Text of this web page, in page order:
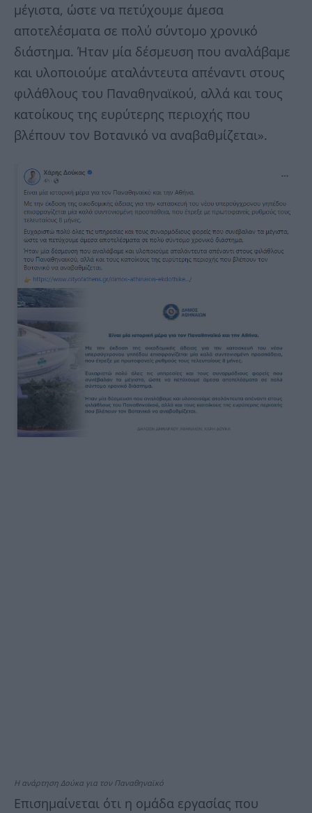
μέγιστα, ώστε να πετύχουμε άμεσα
αποτελέσματα σε πολύ σύντομο χρονικό
διάστημα. Ήταν μία δέσμευση που αναλάβαμε
και υλοποιούμε αταλάντευτα απέναντι στους
φιλάθλους του Παναθηναϊκού, αλλά και τους
κατοίκους της ευρύτερης περιοχής που
βλέπουν τον Βοτανικό να αναβαθμίζεται».
Η ανάρτηση Δούκα για τον Παναθηναϊκό
Επισημαίνεται ότι η ομάδα εργασίας που